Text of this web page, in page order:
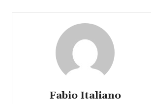
Fabio Italiano